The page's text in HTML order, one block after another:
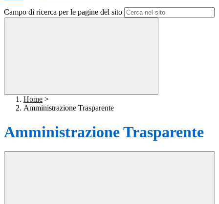
Campo di ricerca per le pagine del sito
Home >
Amministrazione Trasparente
Amministrazione Trasparente